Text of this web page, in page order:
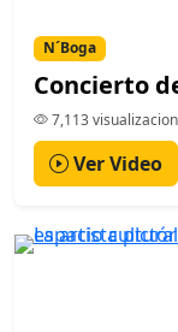
N´Boga
Concierto
7,113
Ver Video